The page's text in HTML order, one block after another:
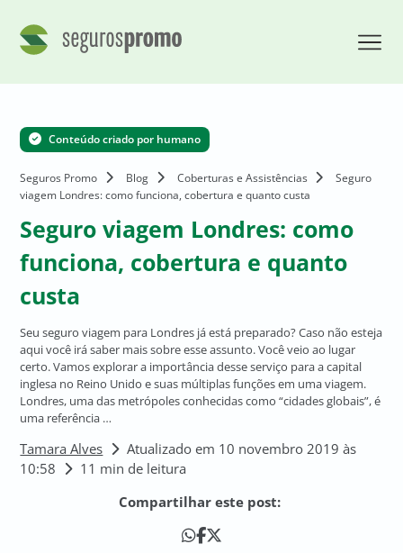
Conteúdo criado por humano
Seguros Promo Blog Coberturas e Assistências
Seguro
viagem Londres: como funciona, cobertura e quanto custa
Seguro viagem Londres: como
funciona, cobertura e quanto
custa
Seu seguro viagem para Londres já está preparado? Caso não esteja
aqui você irá saber mais sobre esse assunto. Você veio ao lugar
certo. Vamos explorar a importância desse serviço para a capital
inglesa no Reino Unido e suas múltiplas funções em uma viagem.
Londres, uma das metrópoles conhecidas como “cidades globais”, é
uma referência …
Tamara Alves
Atualizado em 10 novembro 2019 às
10:58
11 min de leitura
Compartilhar este post: